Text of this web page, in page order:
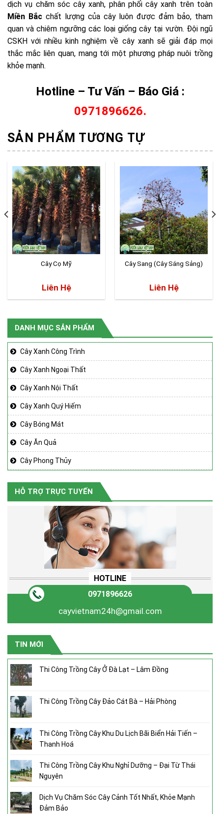
DANH MỤC SẢN PHẨM
Cây Xanh Công Trình
Cây Xanh Ngoại Thất
Cây Xanh Nội Thất
Cây Xanh Quý Hiếm
Cây Bóng Mát
Cây Ăn Quả
Cây Phong Thủy
HỖ TRỢ TRỰC TUYẾN
HOTLINE
0971896626
cayvietnam24h@gmail.com
TIN MỚI
Thi Công Trồng Cây Ở Đà Lạt – Lâm Đồng
Thi Công Trồng Cây Đảo Cát Bà – Hải Phòng
Thi Công Trồng Cây Khu Du Lịch Bãi Biển Hải Tiến –
Thanh Hoá
Thi Công Trồng Cây Khu Nghỉ Dưỡng – Đại Từ Thái
Nguyên
Dịch Vụ Chăm Sóc Cây Cảnh Tốt Nhất, Khỏe Mạnh
Đảm Bảo
dịch vụ chăm sóc cây xanh, phân phối cây xanh trên toàn
Miền Bắcchất lượng của cây luôn được đảm bảo, tham
quan và chiêm ngưỡng các loại giống cây tại vườn. Đội ngũ
CSKH với nhiều kinh nghiệm về cây xanh sẽ giải đáp mọi
thắc mắc liên quan, mang tới một phương pháp nuôi trồng
khỏe mạnh.
Hotline – Tư Vấn – Báo Giá :
0971896626.
SẢN PHẨM TƯƠNG TỰ
Cây Cọ Mỹ
Liên Hệ
Cây Sang (Cây Sáng Sảng)
Liên Hệ